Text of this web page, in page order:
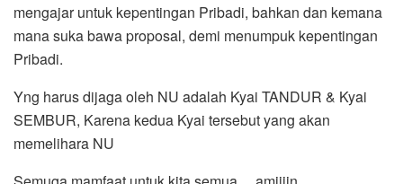
mengajar untuk kepentingan Pribadi, bahkan dan kemana
mana suka bawa proposal, demi menumpuk kepentingan
Pribadi.
Yng harus dijaga oleh NU adalah Kyai TANDUR & Kyai
SEMBUR, Karena kedua Kyai tersebut yang akan
memelihara NU